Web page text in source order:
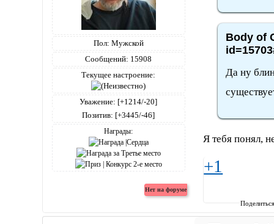
Пол: Мужской
Сообщений: 15908
Текущее настроение:
Уважение: [+1214/-20]
Позитив: [+3445/-46]
Награды:
Body of
Да ну
Я тебя понял,
+1